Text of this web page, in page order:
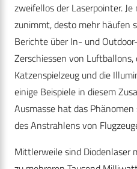
zweifellos der Laserpointer.
zunimmt, desto mehr häufen
Berichte über In- und
Zerschiessen von
Katzenspielzeug und die
einige Beispiele in diesem
Ausmasse hat das
des Anstrahlens von
Mittlerweile sind Diodenlaser